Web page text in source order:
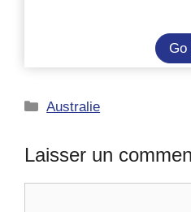
Go
Catégories
Australie
Laisser un